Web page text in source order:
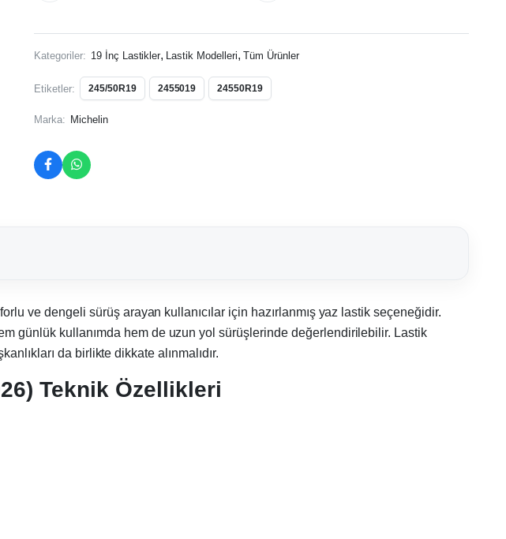
Kategoriler: 19 İnç Lastikler, Lastik Modelleri, Tüm Ürünler
Etiketler: 245/50R19 2455019 24550R19
Marka: Michelin
ve dengeli sürüş arayan kullanıcılar için hazırlanmış yaz lastik seçeneğidir.
günlük kullanımda hem de uzun yol sürüşlerinde değerlendirilebilir. Lastik
da birlikte dikkate alınmalıdır.
Teknik Özellikleri